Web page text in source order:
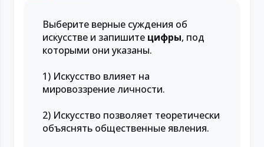
Выберите верные суждения об
искусстве и запишите цифры, под
которыми они указаны.
1) Искусство влияет на
мировоззрение личности.
2) Искусство позволяет теоретически
объяснять общественные явления.